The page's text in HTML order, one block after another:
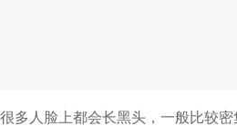
人脸上都会长黑头，一般比较密